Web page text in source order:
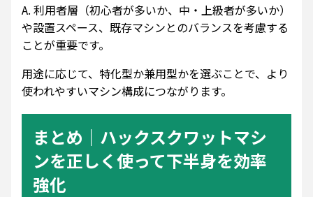
A. 利用者層（初心者が多いか、中・上級者が多いか）
や設置スペース、既存マシンとのバランスを考慮する
ことが重要です。
用途に応じて、特化型か兼用型かを選ぶことで、より
使われやすいマシン構成につながります。
まとめ｜ハックスクワットマシ
ンを正しく使って下半身を効率
強化